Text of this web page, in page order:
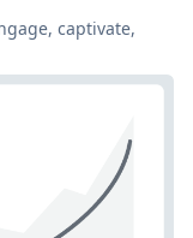
captivate,